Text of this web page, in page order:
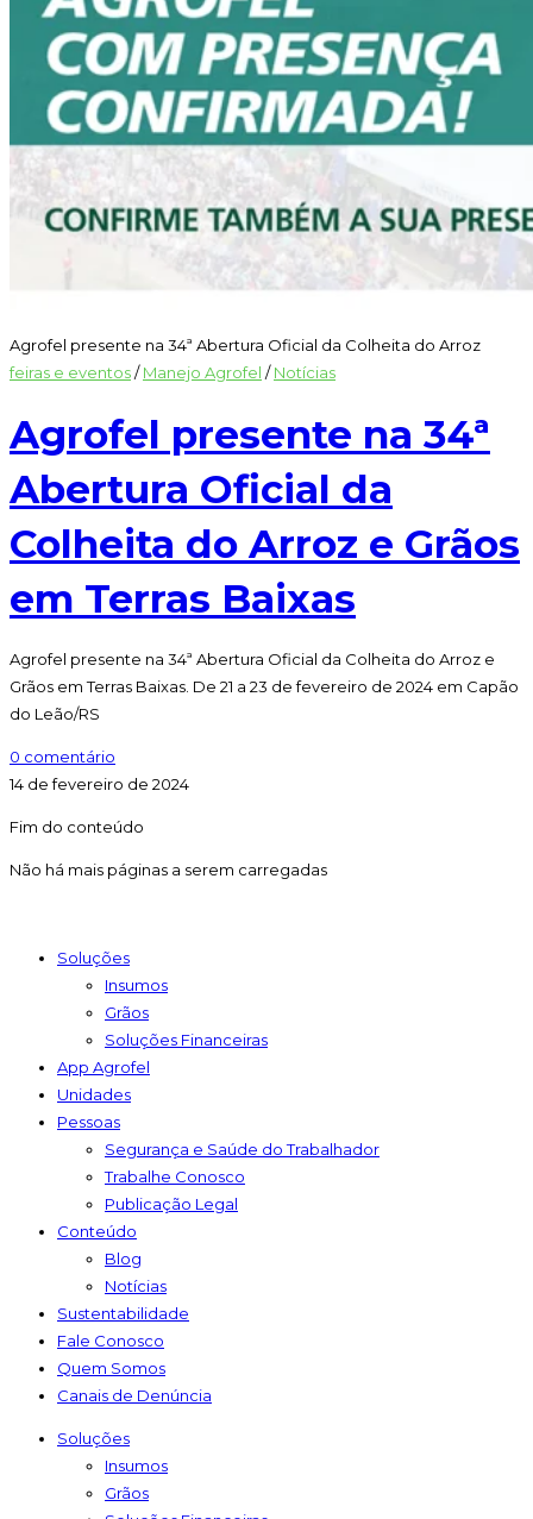
Agrofel presente na 34ª Abertura Oficial da Colheita do Arroz
feiras e eventos/Manejo Agrofel /Notícias
Agrofel presente na 34ª
Abertura Oficial da
Colheita do Arroz e Grãos
em Terras Baixas
Agrofel presente na 34ª Abertura Oficial da Colheita do Arroz e
Grãos em Terras Baixas. De 21 a 23 de fevereiro de 2024 em Capão
do Leão/RS
0 comentário
14 de fevereiro de 2024
Fim do conteúdo
Não há mais páginas a serem carregadas
Soluções
Insumos
Grãos
Soluções Financeiras
App Agrofel
Unidades
Pessoas
Segurança e Saúde do Trabalhador
Trabalhe Conosco
Publicação Legal
Conteúdo
Blog
Notícias
Sustentabilidade
Fale Conosco
Quem Somos
Canais de Denúncia
Soluções
Insumos
Grãos